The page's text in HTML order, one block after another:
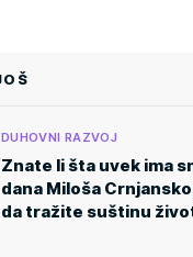
DUHOVNI RAZVOJ
Znate li šta uvek ima
dana Miloša
da tražite suštinu